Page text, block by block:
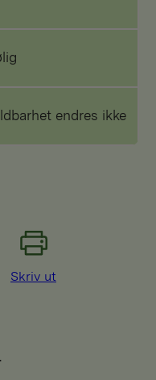
endres ikke
Skriv ut